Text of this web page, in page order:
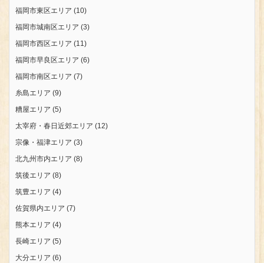
福岡市東区エリア (10)
福岡市城南区エリア (3)
福岡市西区エリア (11)
福岡市早良区エリア (6)
福岡市南区エリア (7)
糸島エリア (9)
糟屋エリア (5)
太宰府・春日近郊エリア (12)
宗像・福津エリア (3)
北九州市内エリア (8)
筑後エリア (8)
筑豊エリア (4)
佐賀県内エリア (7)
熊本エリア (4)
長崎エリア (5)
大分エリア (6)